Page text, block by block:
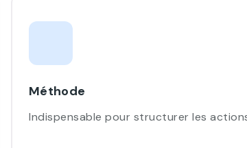
Méthode
Indispensable pour structurer les